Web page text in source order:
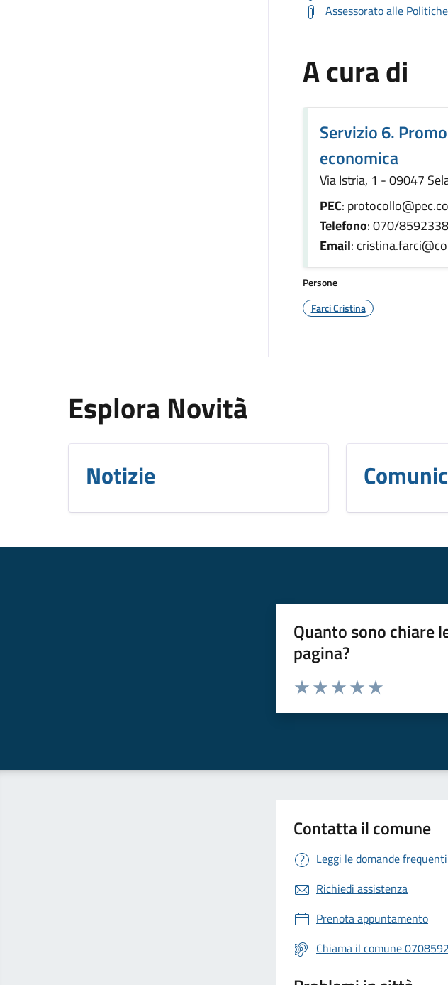
Assessorato alle
A cura di
Servizio 6.
economica
Via Istria, 1 - 09047
PEC:
Telefono: 070/8592338
Email:
Persone
Farci Cristina
Esplora Novità
Notizie
Quanto sono chiare
pagina?
Valuta da 1 a 5 stelle la pagina
Contatta il comune
Leggi le domande frequenti
Richiedi assistenza
Prenota appuntamento
Chiama il comune